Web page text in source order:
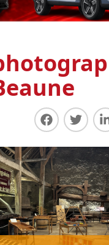
Partager sur